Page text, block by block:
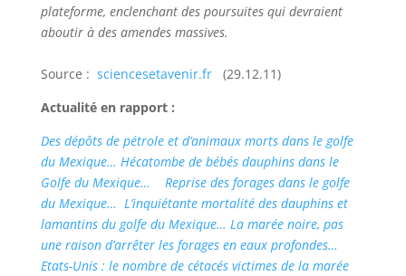
plateforme, enclenchant des poursuites qui devraient
aboutir à des amendes massives.
Source : sciencesetavenir.fr
(29.12.11)
Actualité en rapport :
Des dépôts de pétrole et d’animaux morts dans le golfe
du Mexique… Hécatombe de bébés dauphins dans le
Golfe du Mexique…
Reprise des forages dans le golfe
du Mexique… L’inquiétante mortalité des dauphins et
lamantins du golfe du Mexique… La marée noire, pas
une raison d’arrêter les forages en eaux profondes…
Etats-Unis : le nombre de cétacés victimes de la marée